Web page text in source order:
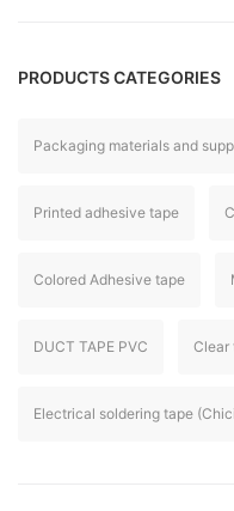
PRODUCTS CATEGORIES
Packaging materials and
Printed adhesive tape
Colored Adhesive tape
DUCT TAPE PVC Clear
Electrical soldering tape